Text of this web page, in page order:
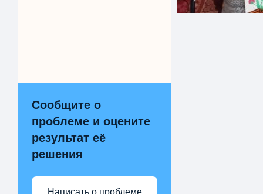
Сообщите о
проблеме и оцените
результат её
решения
Написать о проблеме